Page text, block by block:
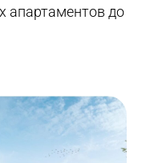
апартаментов до